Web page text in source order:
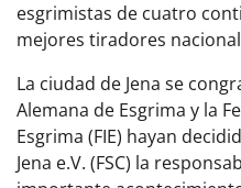
esgrimistas de cuatro
mejores tiradores
La ciudad de Jena se
Alemana de Esgrima y la
Esgrima (FIE) hayan
Jena e.V. (FSC) la